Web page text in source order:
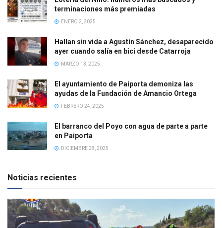
terminaciones más premiadas
ENERO 2, 2025
Hallan sin vida a Agustín Sánchez, desaparecido
ayer cuando salía en bici desde Catarroja
MARZO 13, 2025
El ayuntamiento de Paiporta demoniza las
ayudas de la Fundación de Amancio Ortega
FEBRERO 24, 2025
El barranco del Poyo con agua de parte a parte
en Paiporta
DICIEMBRE 28, 2025
Noticias recientes